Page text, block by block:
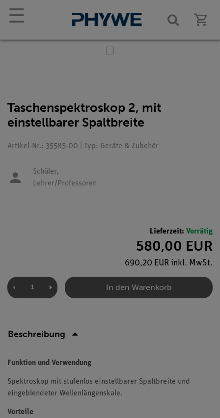
☰
Taschenspektroskop 2, mit
einstellbarer Spaltbreite
Artikel-Nr.: 35585-00 | Typ: Geräte & Zubehör
Schüler,
Lehrer/Professoren
Lieferzeit: Vorrätig
580,00 EUR
690,20 EUR inkl. MwSt.
In den Warenkorb
Beschreibung
Funktion und Verwendung
Spektroskop mit stufenlos einstellbarer Spaltbreite und
eingeblendeter Wellenlängenskale.
Vorteile